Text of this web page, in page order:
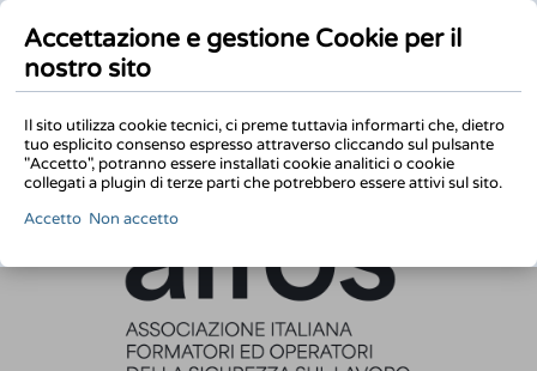
Accettazione e gestione Cookie per il
nostro sito
Il sito utilizza cookie tecnici, ci preme tuttavia informarti che, dietro
tuo esplicito consenso espresso attraverso cliccando sul pulsante
"Accetto", potranno essere installati cookie analitici o cookie
collegati a plugin di terze parti che potrebbero essere attivi sul sito.
Accetto Non accetto